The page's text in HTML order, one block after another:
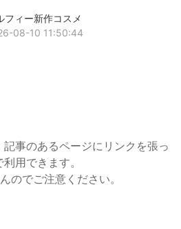
フィー新作コスメ
08-10 11:50:44
事のあるページにリンクを張っ
用できます。
のでご注意ください。